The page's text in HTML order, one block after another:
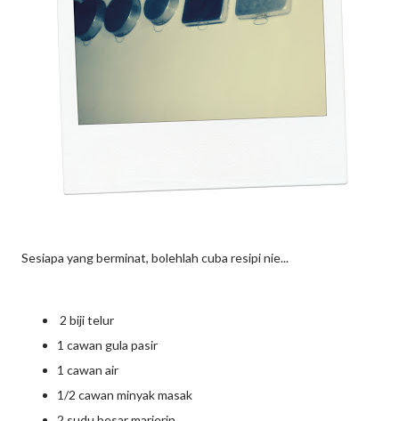
Sesiapa yang berminat, bolehlah cuba resipi nie...
2 biji telur
1 cawan gula pasir
1 cawan air
1/2 cawan minyak masak